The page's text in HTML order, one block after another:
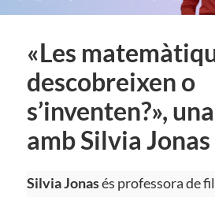
«Les
descobreixen o
s’inventen?»,
amb Silvia Jonas
Silvia Jonasés professora de